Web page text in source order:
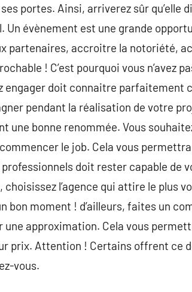
portes. Ainsi, arriverez sûr qu’elle
évènement est une grande
partenaires, accroitre la notoriété,
! C’est pourquoi vous n’avez
engager doit connaitre parfaitement
pendant la réalisation de votre
une bonne renommée. Vous
le job. Cela vous
doit rester capable de
l’agence qui attire le plus
bon moment ! d’ailleurs, faites un
une approximation. Cela vous
prix. Attention ! Certains offrent ce
vous.